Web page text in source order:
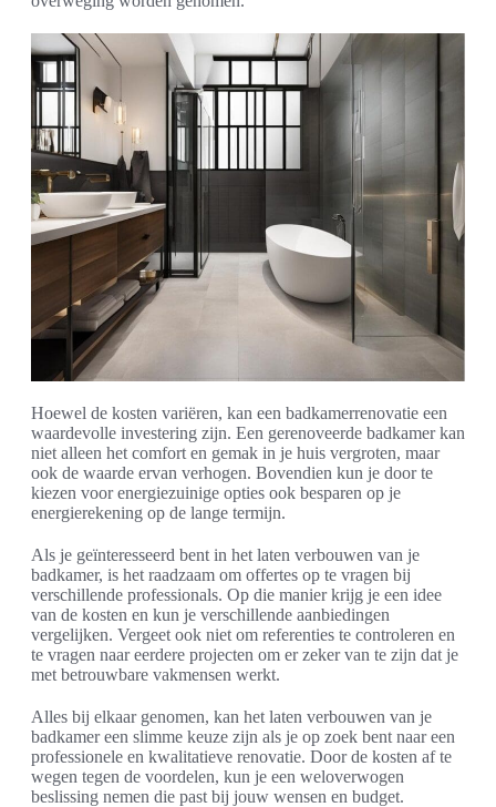
Hoewel de kosten variëren, kan een badkamerrenovatie een
waardevolle investering zijn. Een gerenoveerde badkamer kan
niet alleen het comfort en gemak in je huis vergroten, maar
ook de waarde ervan verhogen. Bovendien kun je door te
kiezen voor energiezuinige opties ook besparen op je
energierekening op de lange termijn.
Als je geïnteresseerd bent in het laten verbouwen van je
badkamer, is het raadzaam om offertes op te vragen bij
verschillende professionals. Op die manier krijg je een idee
van de kosten en kun je verschillende aanbiedingen
vergelijken. Vergeet ook niet om referenties te controleren en
te vragen naar eerdere projecten om er zeker van te zijn dat je
met betrouwbare vakmensen werkt.
Alles bij elkaar genomen, kan het laten verbouwen van je
badkamer een slimme keuze zijn als je op zoek bent naar een
professionele en kwalitatieve renovatie. Door de kosten af te
wegen tegen de voordelen, kun je een weloverwogen
beslissing nemen die past bij jouw wensen en budget.